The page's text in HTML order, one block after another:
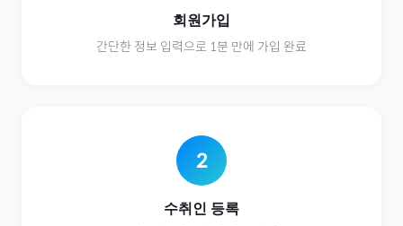
회원가입
간단한 정보 입력으로 1분 만에 가입 완료
2
수취인 등록